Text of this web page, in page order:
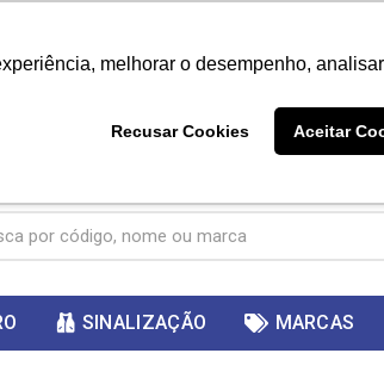
melhorar o desempenho,
Recusar Cookies Aceitar
ganhar
SINALIZAÇÃO MARCAS